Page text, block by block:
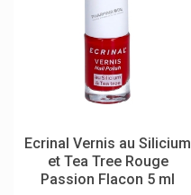
Ecrinal Vernis au Silicium
et Tea Tree Rouge
Passion Flacon 5 ml